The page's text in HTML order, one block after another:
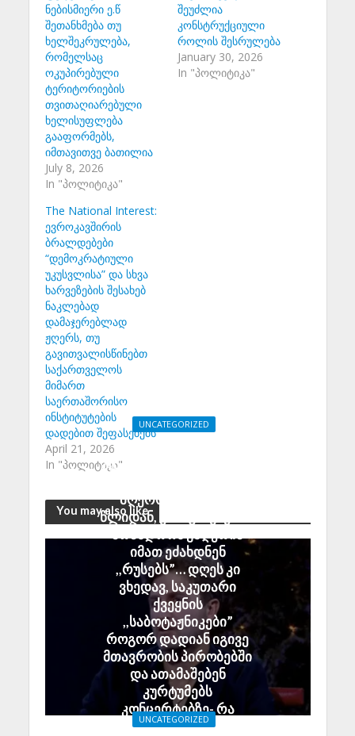
ნებისმიერი ე.წ
შეთანხმება თუ
ხელშეკრულება,
რომელსაც
ოკუპირებული
ტერიტორიების
თვითაღიარებული
ხელისუფლება
გააფორმებს,
იმთავითვე ბათილია
July 8, 2026
In "პოლიტიკა"
შეუძლია
კონსტრუქციული
როლის შესრულება
January 30, 2026
In "პოლიტიკა"
The National Interest:
ევროკავშირის
ბრალდებები
“დემოკრატიული
უკუსვლისა” და სხვა
ხარვეზების შესახებ
ნაკლებად
დამაჯერებლად
ჟღერს, თუ
გავითვალისწინებთ
საქართველოს
მიმართ
საერთაშორისო
ინსტიტუტების
დადებით შეფასებებს
April 21, 2026
In "პოლიტიკა"
You may also like
UNCATEGORIZED
ადამიანები, რომლებიც
მღეროდნენ, 2022
წლიდან, ვისაც რუსეთში
არასდროს უმღერია
იმათ ეძახდნენ
,,რუსებს”… დღეს კი
ვხედავ, საკუთარი
ქვეყნის
,,საბოტაჟნიკები”
როგორ დადიან იგივე
მთავრობის პირობებში
და ათამაშებენ
კურტუმებს
კონცერტებზე- რა
შეცვალეთ, რა
UNCATEGORIZED